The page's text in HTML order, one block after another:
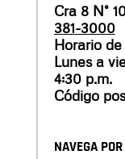
Cra 8 N°
381-3000
Horario
Lunes a
4:30 p.m.
Código
NAVEGA